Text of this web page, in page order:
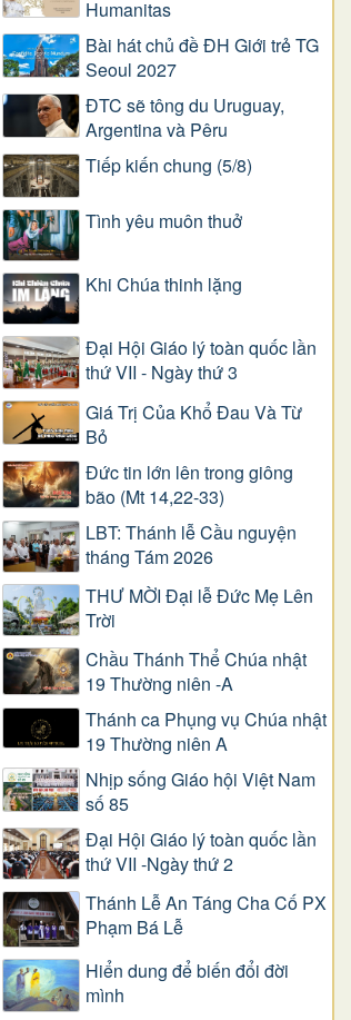
Humanitas
Bài hát chủ đề ĐH Giới trẻ TG
Seoul 2027
ĐTC sẽ tông du Uruguay,
Argentina và Pêru
Tiếp kiến chung (5/8)
Tình yêu muôn thuở
Khi Chúa thinh lặng
Đại Hội Giáo lý toàn quốc lần
thứ VII - Ngày thứ 3
Giá Trị Của Khổ Ðau Và Từ
Bỏ
Đức tin lớn lên trong giông
bão (Mt 14,22-33)
LBT: Thánh lễ Cầu nguyện
tháng Tám 2026
THƯ MỜI Đại lễ Đức Mẹ Lên
Trời
Chầu Thánh Thể Chúa nhật
19 Thường niên -A
Thánh ca Phụng vụ Chúa nhật
19 Thường niên A
Nhịp sống Giáo hội Việt Nam
số 85
Đại Hội Giáo lý toàn quốc lần
thứ VII -Ngày thứ 2
Thánh Lễ An Táng Cha Cố PX
Phạm Bá Lễ
Hiển dung để biến đổi đời
mình